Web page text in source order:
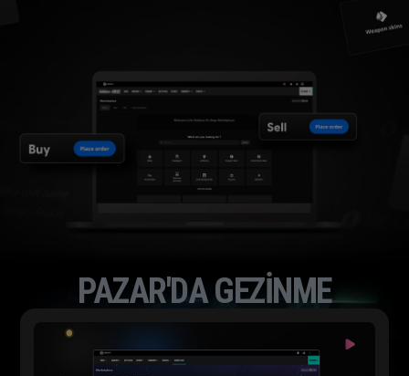
PAZAR'DA GEZINME